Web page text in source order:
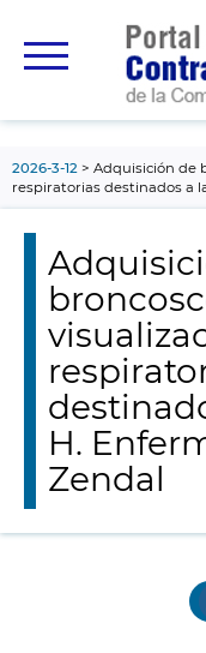
principal
2026-3-12
Adquisición de
respiratorias destinados a
H.
Zendal